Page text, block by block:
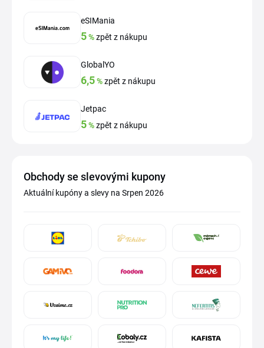
eSIMania
5%zpět z nákupu
GlobalYO
6,5%zpět z nákupu
Jetpac
5%zpět z nákupu
Obchody se slevovými kupony
Aktuální kupóny a slevy na Srpen 2026